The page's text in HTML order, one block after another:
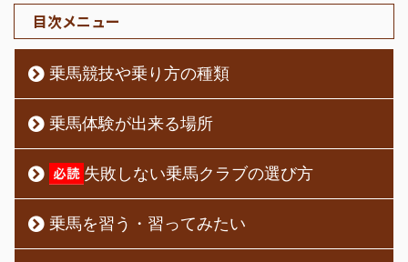
目次メニュー
乗馬競技や乗り方の種類
乗馬体験が出来る場所
失敗しない乗馬クラブの選び方
乗馬を習う・習ってみたい